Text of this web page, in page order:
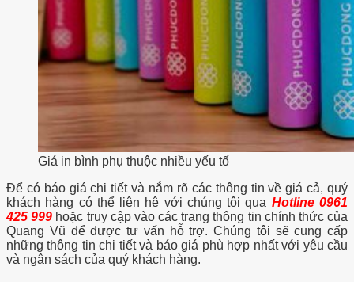
Giá in bình phụ thuộc nhiều yếu tố
Để có báo giá chi tiết và nắm rõ các thông tin về giá cả, quý
khách hàng có thể liên hệ với chúng tôi qua Hotline 0961
425 999 hoặc truy cập vào các trang thông tin chính thức của
Quang Vũ để được tư vấn hỗ trợ. Chúng tôi sẽ cung cấp
những thông tin chi tiết và báo giá phù hợp nhất với yêu cầu
và ngân sách của quý khách hàng.